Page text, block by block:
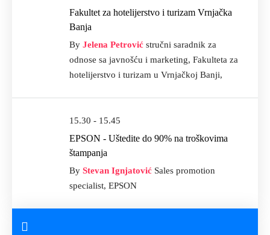
Fakultet za hotelijerstvo i turizam Vrnjačka
Banja
By Jelena Petrović stručni saradnik za
odnose sa javnošću i marketing, Fakulteta za
hotelijerstvo i turizam u Vrnjačkoj Banji,
15.30 - 15.45
EPSON - Uštedite do 90% na troškovima
štampanja
By Stevan Ignjatović Sales promotion
specialist, EPSON